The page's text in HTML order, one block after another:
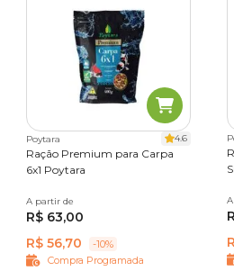
, como aração para
ideal para o seu pet.
: basta escolher os produtos
taxas e você ainda economiza
Poytara 4.6
Ração Premium para Carpa
6x1 Poytara
400 g
A partir de
R$ 63,00
R$ 56,70
-10%
Compra Programada